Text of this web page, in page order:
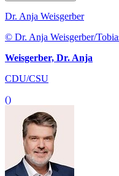
Dr. Anja Weisgerber
© Dr. Anja Weisgerber/
Weisgerber, Dr. Anja
CDU/CSU
()